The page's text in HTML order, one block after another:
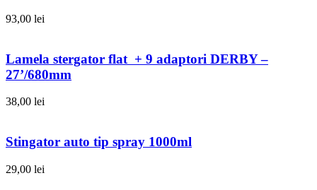
93,00 lei
Lamela stergator flat + 9 adaptori DERBY –
27’/680mm
38,00 lei
Stingator auto tip spray 1000ml
29,00 lei